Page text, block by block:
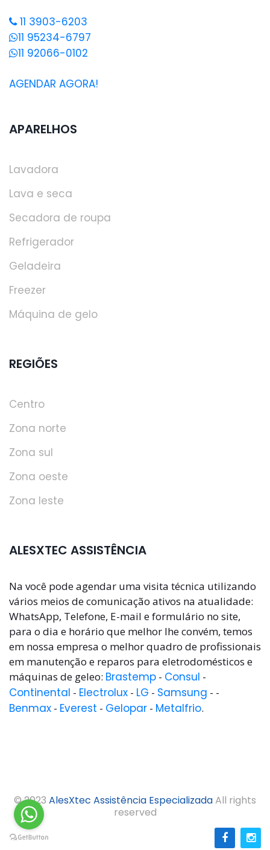
11 3903-6203
11 95234-6797
11 92066-0102
AGENDAR AGORA!
APARELHOS
Lavadora
Lava e seca
Secadora de roupa
Refrigerador
Geladeira
Freezer
Máquina de gelo
REGIÕES
Centro
Zona norte
Zona sul
Zona oeste
Zona leste
ALESXTEC ASSISTÊNCIA
Na você pode agendar uma visita técnica utilizando
vários meios de comunicação ativos na atualidade:
WhatsApp, Telefone, E-mail e formulário no site,
para o dia e horário que melhor lhe convém, temos
em nossa empresa o melhor quadro de profissionais
em manutenção e reparos para eletrodomésticos e
máquinas de geleo: Brastemp - Consul -
Continental - Electrolux - LG - Samsung - -
Benmax - Everest - Gelopar - Metalfrio.
© 2023 AlesXtec Assistência EspecializadaAll rights
reserved